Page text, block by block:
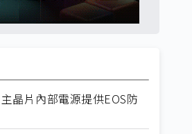
晶片內部電源提供EOS防